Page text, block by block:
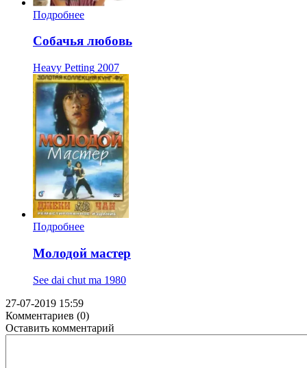
Подробнее
Собачья любовь
Heavy Petting 2007
Подробнее
Молодой мастер
See dai chut ma 1980
27-07-2019 15:59
Комментариев (0)
Оставить комментарий